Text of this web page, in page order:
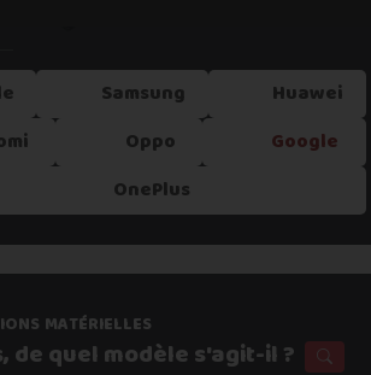
appareil en 30s
informations
gratuitement mon colis dans un
Samsung
Huawei
Oppo
Google
OnePlus
matérielles
de quel modèle s'agit-il ?